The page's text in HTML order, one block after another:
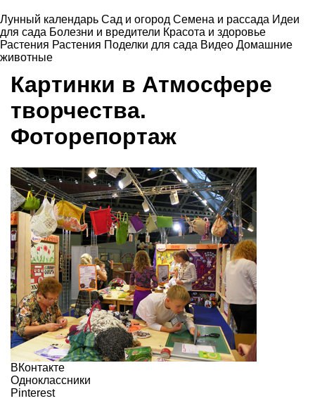
Лунный календарь Сад и огород Семена и рассада Идеи
для сада Болезни и вредители Красота и здоровье
Растения Растения Поделки для сада Видео Домашние
животные
Картинки в Атмосфере
творчества.
Фоторепортаж
ВКонтакте
Одноклассники
Pinterest